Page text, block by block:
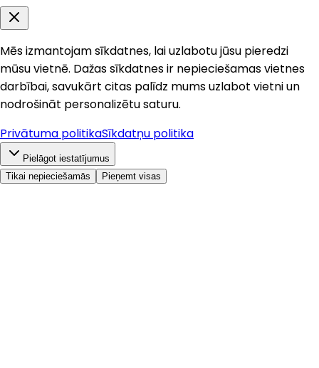
Mēs izmantojam sīkdatnes, lai uzlabotu jūsu pieredzi
mūsu vietnē. Dažas sīkdatnes ir nepieciešamas vietnes
darbībai, savukārt citas palīdz mums uzlabot vietni un
nodrošināt personalizētu saturu.
Privātuma politikaSīkdatņu politika
Pielāgot iestatījumus
Tikai nepieciešamās
Pieņemt visas